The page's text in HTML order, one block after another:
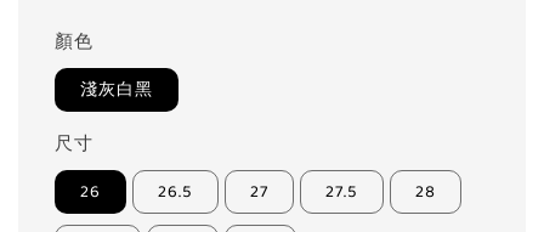
顏色
淺灰白黑
尺寸
26 26.5 27 27.5 28